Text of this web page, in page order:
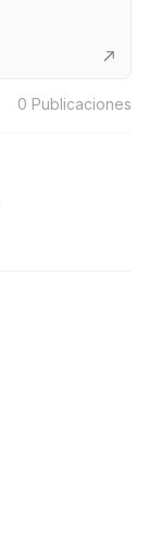
0 Publicaciones